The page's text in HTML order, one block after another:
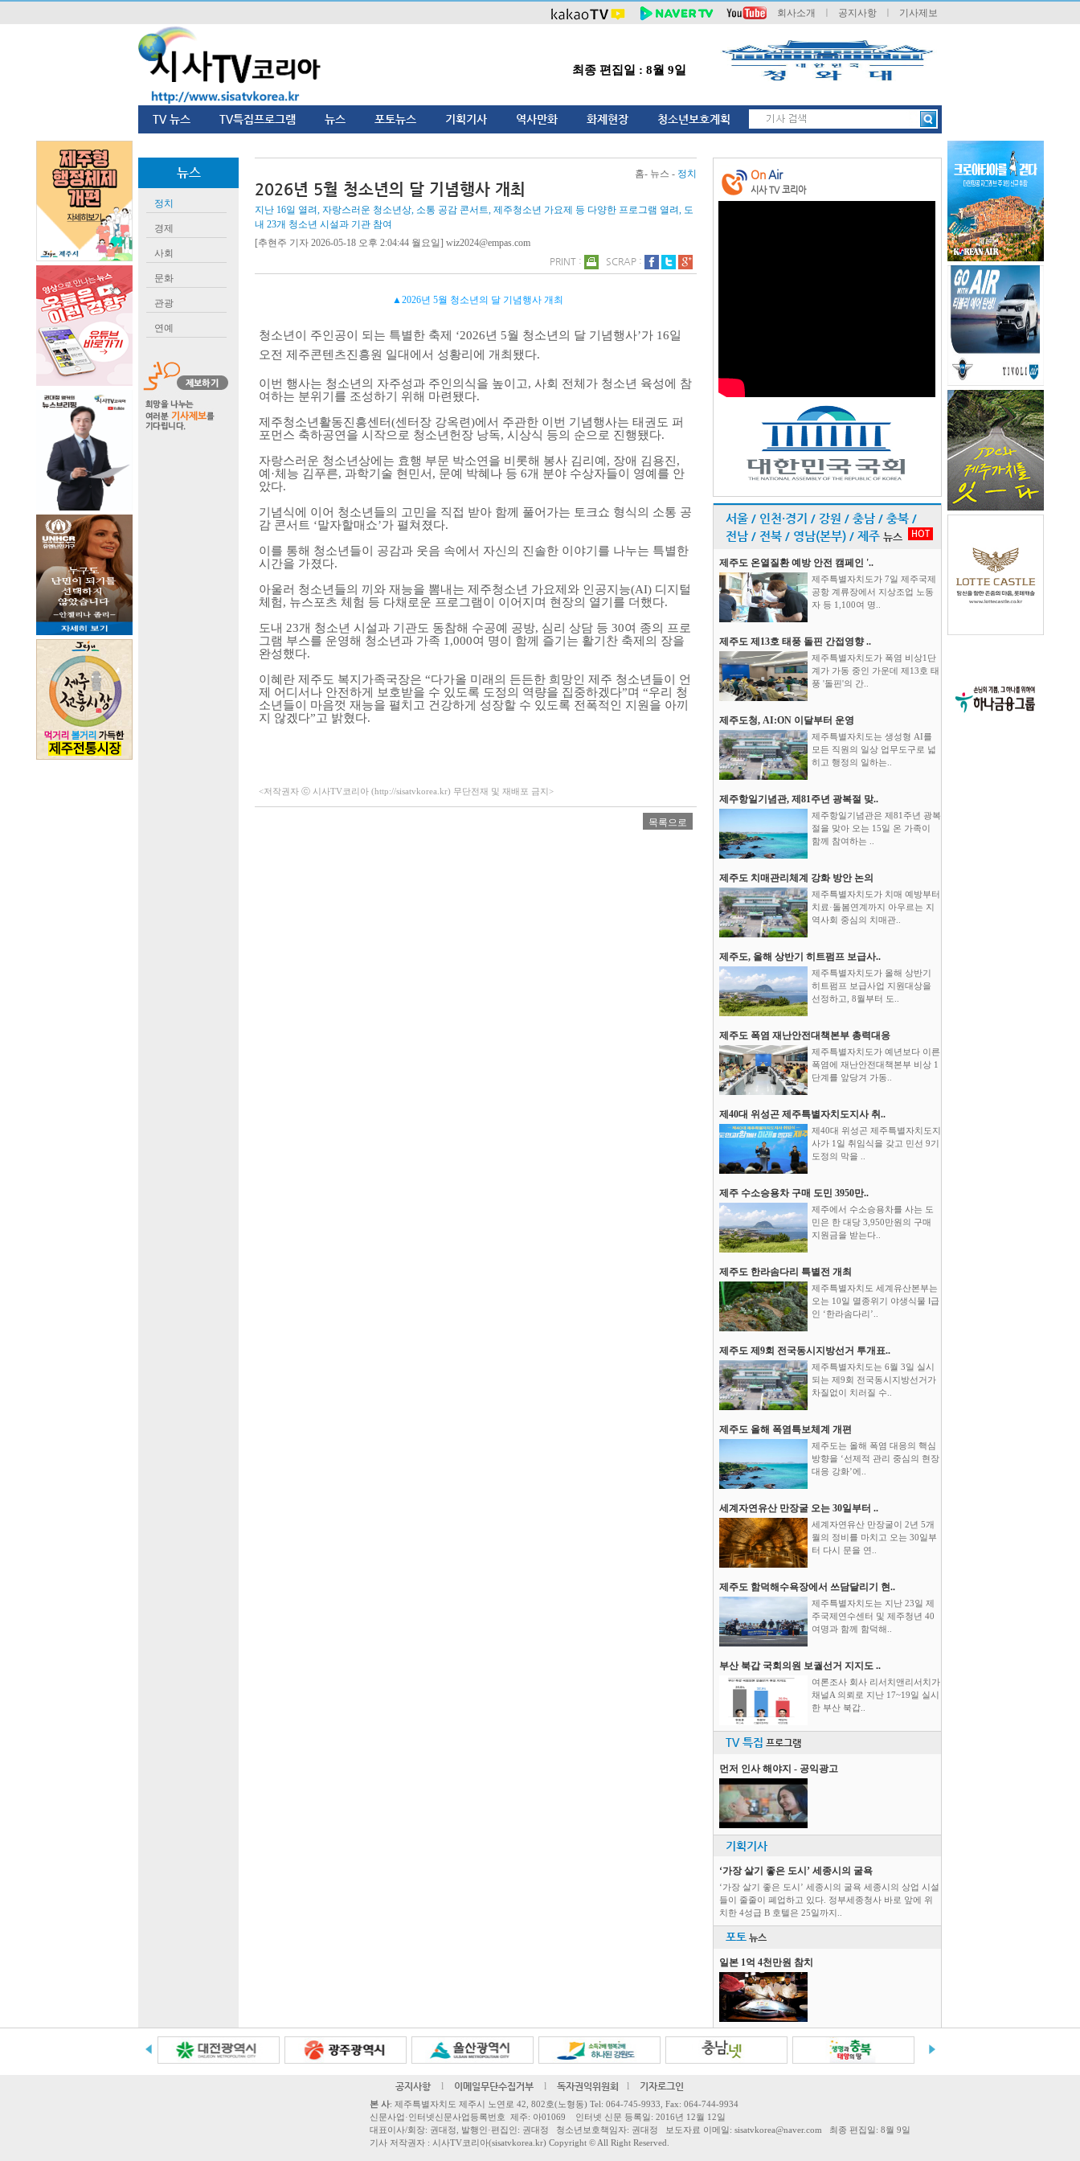
회사소개 공지사항 기사제보
최종 편집일 : 8월 9일
TV 뉴스 TV특집프로그램 뉴스 포토뉴스 기획기사 역사만화 화제현장 청소년보호계획
뉴스
정치
경제
사회
문화
관광
연예
홈- 뉴스 - 정치
2026년 5월 청소년의 달 기념행사 개최
지난 16일 열려, 자랑스러운 청소년상, 소통 공감 콘서트, 제주청소년 가요제 등 다양한 프로그램 열려, 도
내 23개 청소년 시설과 기관 참여
[추현주 기자 2026-05-18 오후 2:04:44 월요일] wiz2024@empas.com
PRINT :
SCRAP :
▲2026년 5월 청소년의 달 기념행사 개최
청소년이 주인공이 되는 특별한 축제 ‘2026년 5월 청소년의 달 기념행사’가 16일
오전 제주콘텐츠진흥원 일대에서 성황리에 개최됐다.
이번 행사는 청소년의 자주성과 주인의식을 높이고, 사회 전체가 청소년 육성에 참
여하는 분위기를 조성하기 위해 마련됐다.
제주청소년활동진흥센터(센터장 강옥련)에서 주관한 이번 기념행사는 태권도 퍼
포먼스 축하공연을 시작으로 청소년헌장 낭독, 시상식 등의 순으로 진행됐다.
자랑스러운 청소년상에는 효행 부문 박소연을 비롯해 봉사 김리예 , 장애 김용진 ,
예 ·체능 김푸른, 과학기술 현민서 , 문예 박혜나 등 6개 분야 수상자들이 영예를 안
았다.
기념식에 이어 청소년들의 고민을 직접 받아 함께 풀어가는 토크쇼 형식의 소통 공
감 콘서트 ‘말자할매쇼’가 펼쳐졌다.
이를 통해 청소년들이 공감과 웃음 속에서 자신의 진솔한 이야기를 나누는 특별한
시간을 가졌다.
아울러 청소년들의 끼와 재능을 뽐내는 제주청소년 가요제와 인공지능(AI) 디지털
체험, 뉴스포츠 체험 등 다채로운 프로그램이 이어지며 현장의 열기를 더했다.
도내 23개 청소년 시설과 기관도 동참해 수공예 공방, 심리 상담 등 30여 종의 프로
그램 부스를 운영해 청소년과 가족 1,000여 명이 함께 즐기는 활기찬 축제의 장을
완성했다.
이혜란 제주도 복지가족국장은 “다가올 미래의 든든한 희망인 제주 청소년들이 언
제 어디서나 안전하게 보호받을 수 있도록 도정의 역량을 집중하겠다”며 “우리 청
소년들이 마음껏 재능을 펼치고 건강하게 성장할 수 있도록 전폭적인 지원을 아끼
지 않겠다”고 밝혔다.
<저작권자 ⓒ 시사TV코리아 (http://sisatvkorea.kr) 무단전재 및 재배포 금지>
목록으로
On Air
시사 TV 코리아
서울 / 인천·경기 / 강원 / 충남 / 충북 /
전남 / 전북 / 영남(본부) / 제주 뉴스 HOT
제주도 온열질환 예방 안전 캠페인 '..
제주특별자치도가 7일 제주국제
공항 계류장에서 지상조업 노동
자 등 1,100여 명..
제주도 제13호 태풍 돌핀 간접영향 ..
제주특별자치도가 폭염 비상1단
계가 가동 중인 가운데 제13호 태
풍 '돌핀'의 간..
제주도청, AI:ON 이달부터 운영
제주특별자치도는 생성형 AI를
모든 직원의 일상 업무도구로 넓
히고 행정의 일하는..
제주항일기념관, 제81주년 광복절 맞..
제주항일기념관은 제81주년 광복
절을 맞아 오는 15일 온 가족이
함께 참여하는 ..
제주도 치매관리체계 강화 방안 논의
제주특별자치도가 치매 예방부터
치료·돌봄연계까지 아우르는 지
역사회 중심의 치매관..
제주도, 올해 상반기 히트펌프 보급사..
제주특별자치도가 올해 상반기
히트펌프 보급사업 지원대상을
선정하고, 8월부터 도..
제주도 폭염 재난안전대책본부 총력대응
제주특별자치도가 예년보다 이른
폭염에 재난안전대책본부 비상 1
단계를 앞당겨 가동..
제40대 위성곤 제주특별자치도지사 취..
제40대 위성곤 제주특별자치도지
사가 1일 취임식을 갖고 민선 9기
도정의 막을 ..
제주 수소승용차 구매 도민 3950만..
제주에서 수소승용차를 사는 도
민은 한 대당 3,950만원의 구매
지원금을 받는다..
제주도 한라솜다리 특별전 개최
제주특별자치도 세계유산본부는
오는 10일 멸종위기 야생식물 Ⅰ급
인 ‘한라솜다리’..
제주도 제9회 전국동시지방선거 투개표..
제주특별자치도는 6월 3일 실시
되는 제9회 전국동시지방선거가
차질없이 치러질 수..
제주도 올해 폭염특보체계 개편
제주도는 올해 폭염 대응의 핵심
방향을 ‘선제적 관리 중심의 현장
대응 강화’에..
세계자연유산 만장굴 오는 30일부터 ..
세계자연유산 만장굴이 2년 5개
월의 정비를 마치고 오는 30일부
터 다시 문을 연..
제주도 함덕해수욕장에서 쓰담달리기 현..
제주특별자치도는 지난 23일 제
주국제연수센터 및 제주청년 40
여명과 함께 함덕해..
부산 북갑 국회의원 보궐선거 지지도 ..
여론조사 회사 리서치앤리서치가
채널A 의뢰로 지난 17~19일 실시
한 부산 북갑..
TV 특집 프로그램
먼저 인사 해야지 - 공익광고
기획기사
‘가장 살기 좋은 도시’ 세종시의 굴욕
‘가장 살기 좋은 도시’ 세종시의 굴욕 세종시의 상업 시설
들이 줄줄이 폐업하고 있다. 정부세종청사 바로 앞에 위
치한 4성급 B 호텔은 25일까지..
포토 뉴스
일본 1억 4천만원 참치
공지사항 l 이메일무단수집거부 l 독자권익위원회 l 기자로그인
본 사: 제주특별자치도 제주시 노연로 42, 802호(노형동) Tel: 064-745-9933, Fax: 064-744-9934
신문사업·인터넷신문사업등록번호 제주: 아01069 인터넷 신문 등록일: 2016년 12월 12일
대표이사/회장: 권대정, 발행인·편집인: 권대정 청소년보호책임자: 권대정 보도자료 이메일: sisatvkorea@naver.com 최종 편집일: 8월 9일
기사 저작권자 : 시사TV코리아(sisatvkorea.kr) Copyright © All Right Reserved.